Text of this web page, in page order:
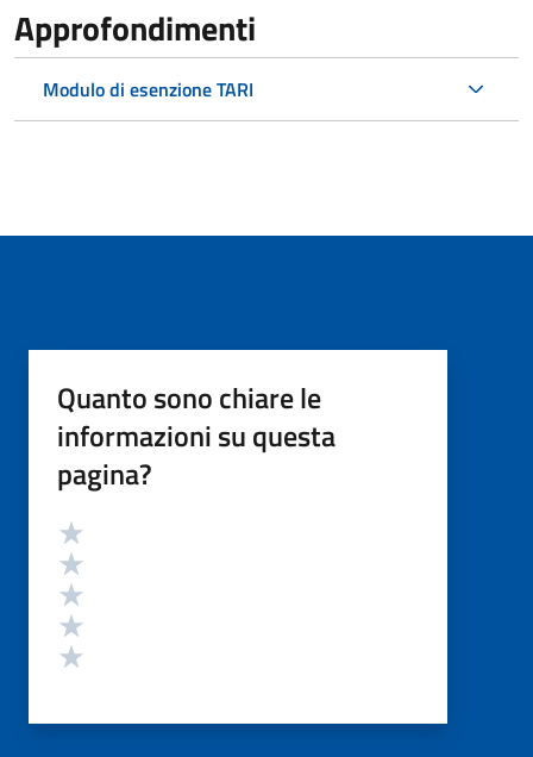
Approfondimenti
Modulo di esenzione TARI
Quanto sono chiare le
informazioni su questa
pagina?
Valutazione